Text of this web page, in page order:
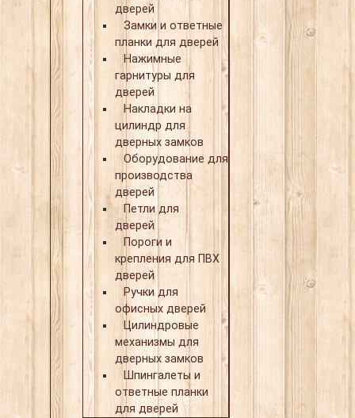
дверей
Замки и ответные
планки для дверей
Нажимные
гарнитуры для
дверей
Накладки на
цилиндр для
дверных замков
Оборудование для
производства
дверей
Петли для
дверей
Пороги и
крепления для ПВХ
дверей
Ручки для
офисных дверей
Цилиндровые
механизмы для
дверных замков
Шпингалеты и
ответные планки
для дверей